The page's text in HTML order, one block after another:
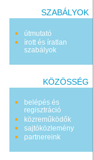
SZABÁLYOK
útmutató
írott és íratlan
szabályok
KÖZÖSSÉG
belépés és
regisztráció
közreműködők
sajtóközlemény
partnereink